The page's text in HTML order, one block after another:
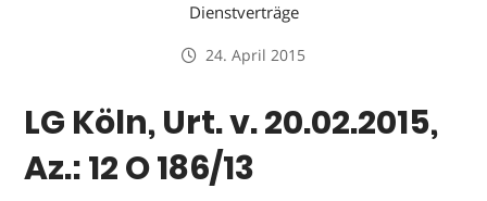
Dienstverträge
24. April 2015
LG Köln, Urt. v. 20.02.2015,
Az.: 12 O 186/13